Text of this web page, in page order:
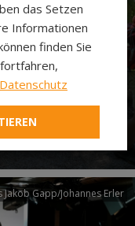
Gapp/Johannes Erler
das Setzen
Informationen
finden Sie
Datenschutz